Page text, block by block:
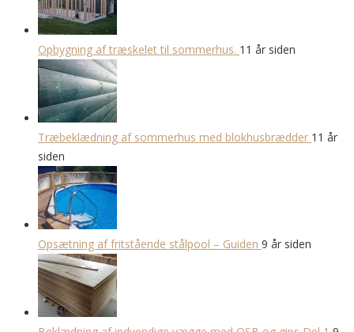
Opbygning af træskelet til sommerhus. 11 år siden
Træbeklædning af sommerhus med blokhusbrædder 11 år
siden
Opsætning af fritstående stålpool – Guiden 9 år siden